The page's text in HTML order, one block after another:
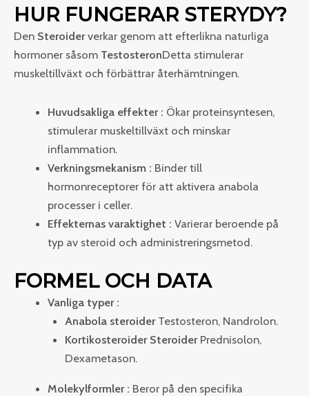
HUR FUNGERAR STERYDY?
Den Steroiderverkar genom att efterlikna naturliga
hormoner såsom TestosteronDetta stimulerar
muskeltillväxt och förbättrar återhämtningen.
Huvudsakliga effekter : Ökar proteinsyntesen,
stimulerar muskeltillväxt och minskar
inflammation.
Verkningsmekanism : Binder till
hormonreceptorer för att aktivera anabola
processer i celler.
Effekternas varaktighet : Varierar beroende på
typ av steroid och administreringsmetod.
FORMEL OCH DATA
Vanliga typer :
Anabola steroiderTestosteron, Nandrolon.
Kortikosteroider SteroiderPrednisolon,
Dexametason.
Molekylformler : Beror på den specifika